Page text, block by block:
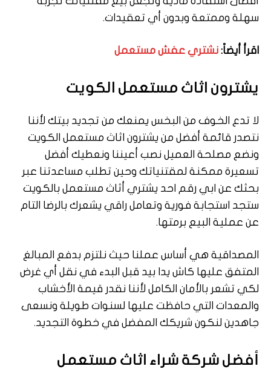
سهلة وممتعة وبدون أي تعقيدات.
اقرأ أيضاً: نشتري عفش مستعمل
يشترون اثاث مستعمل الكويت
لا تدع الخوف من البخس يمنعك من تجديد بيتك لأننا
نتصدر قائمة أفضل من يشترون اثاث مستعمل الكويت
ونضع مصلحة العميل نصب أعيننا ونعطيك أفضل
تسعيرة ممكنة لمقتنياتك وحين تطلب مساعدتنا عبر
بحثك عن ابي رقم احد يشتري أثاث مستعمل بالكويت
ستجد استجابة فورية وتعامل راقي يشعرك بالرضا التام
عن عملية البيع برمتها.
المصداقية هي أساس عملنا حيث نلتزم بدفع المبالغ
المتفق عليها كاش يدا بيد قبل البدء في نقل أي غرض
لكي تشعر بالأمان الكامل لأننا نقدر قيمة الأخشاب
والمعدات التي حافظت عليها لسنوات طويلة ونسعى
جاهدين لنكون شريكك المفضل في خطوة التجديد.
أفضل شركة شراء اثاث مستعمل